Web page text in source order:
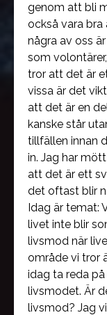
genom att bli
också vara bra
några av oss
som
tror att det är
vissa är det
att det är en
kanske står
tillfällen innan
in. Jag har
att det är ett
det oftast blir
Idag är temat:
livet inte blir
livsmod när
område vi tror
idag ta reda
livsmodet. Är
livsmod? Jag